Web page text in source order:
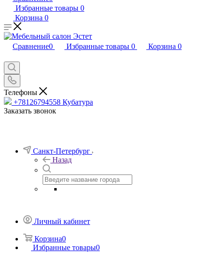
Избранные товары 0
Корзина 0
Сравнение0 Избранные товары 0 Корзина 0
Телефоны
+78126794558 Кубатура
Заказать звонок
Санкт-Петербург
Назад
Личный кабинет
Корзина0
Избранные товары0